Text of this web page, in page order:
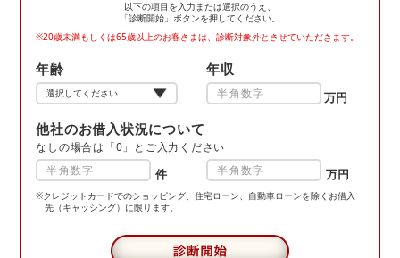
以下の項目を入力または選択のうえ、
「診断開始」ボタンを押してください。
※20歳未満もしくは65歳以上のお客さまは、診断対象外とさせていただきます。
年齢 年収
万円
他社のお借入状況について
なしの場合は「0」とご入力ください
件 万円
※クレジットカードでのショッピング、住宅ローン、自動車ローンを除くお借入
先 （キャッシング）に限ります。